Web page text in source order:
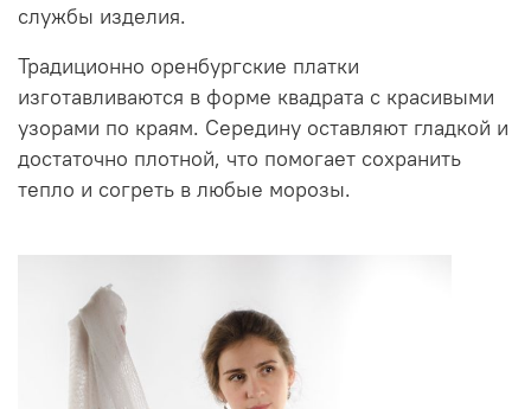
службы изделия.
Традиционно оренбургские платки
изготавливаются в форме квадрата с красивыми
узорами по краям. Середину оставляют гладкой и
достаточно плотной, что помогает сохранить
тепло и согреть в любые морозы.